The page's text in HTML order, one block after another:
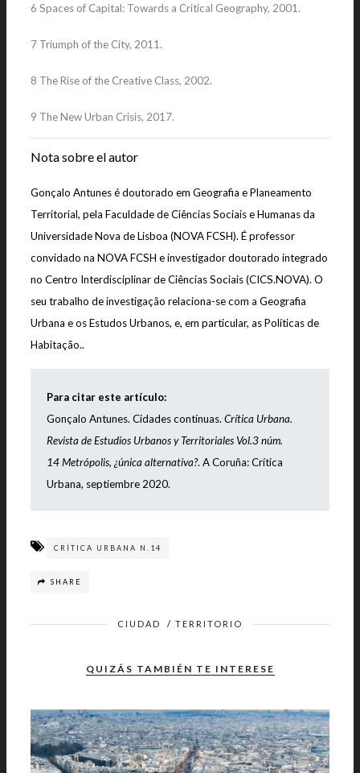
6 Spaces of Capital: Towards a Critical Geography, 2001.
7 Triumph of the City, 2011.
8 The Rise of the Creative Class, 2002.
9 The New Urban Crisis, 2017.
Nota sobre el autor
Gonçalo Antunes édoutorado em Geografia e Planeamento
Territorial, pela Faculdade de Ciências Sociais e Humanas da
Universidade Nova de Lisboa (NOVA FCSH). É professor
convidado na NOVA FCSH e investigador doutorado integrado
no Centro Interdisciplinar de Ciências Sociais (CICS.NOVA). O
seu trabalho de investigação relaciona-se com a Geografia
Urbana e os Estudos Urbanos, e, em particular, as Políticas de
Habitação..
Para citar este artículo:
Gonçalo Antunes.Cidades contínuas.Crítica Urbana.
Revista de Estudios Urbanos y Territoriales Vol.3 núm.
14Metrópolis, ¿única alternativa?. A Coruña: Crítica
Urbana, septiembre 2020.
CRÍTICA URBANA N.14
SHARE
CIUDAD / TERRITORIO
QUIZÁS TAMBIÉN TE INTERESE